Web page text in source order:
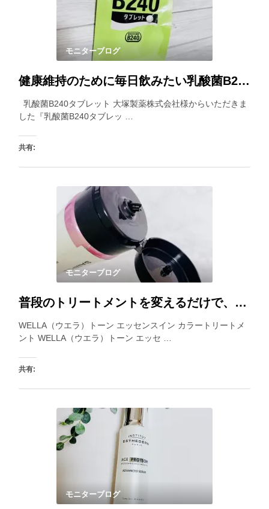
モニターブログ
健康維持のために毎日飲みたい乳酸菌B240タブレット。小粒で飲みやすいところもポイントです。
乳酸菌B240タブレット 大塚製薬株式会社様からいただきま
した『乳酸菌B240タブレッ …
共有:
モニターブログ
普段のトリートメントを変えるだけで、白髪が目立ちにくくなるカラートリートメント。乾いた髪にも使えるので、見つけた時に使うと良いですね。
WELLA（ウエラ）トーン エッセンスイン カラートリートメ
ント WELLA（ウエラ）トーン エッセ …
共有:
モニターブログ